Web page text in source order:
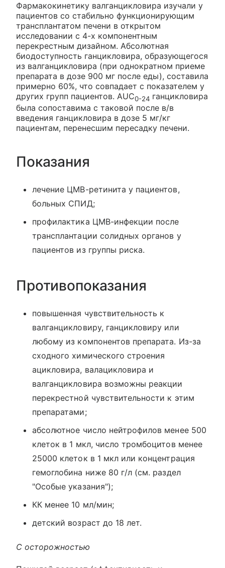
Фармакокинетику валганцикловира изучали у
пациентов со стабильно функционирующим
трансплантатом печени в открытом
исследовании с 4-х компонентным
перекрестным дизайном. Абсолютная
биодоступность ганцикловира, образующегося
из валганцикловира (при однократном приеме
препарата в дозе 900 мг после еды), составила
примерно 60%, что совпадает с показателем у
других групп пациентов. AUC0-24 ганцикловира
была сопоставима с таковой после в/в
введения ганцикловира в дозе 5 мг/кг
пациентам, перенесшим пересадку печени.
Показания
лечение ЦМВ-ретинита у пациентов,
больных СПИД;
профилактика ЦМВ-инфекции после
трансплантации солидных органов у
пациентов из группы риска.
Противопоказания
повышенная чувствительность к
валганцикловиру, ганцикловиру или
любому из компонентов препарата. Из-за
сходного химического строения
ацикловира, валацикловира и
валганцикловира возможны реакции
перекрестной чувствительности к этим
препаратами;
абсолютное число нейтрофилов менее 500
клеток в 1 мкл, число тромбоцитов менее
25000 клеток в 1 мкл или концентрация
гемоглобина ниже 80 г/л (см. раздел
"Особые указания");
КК менее 10 мл/мин;
детский возраст до 18 лет.
С осторожностью